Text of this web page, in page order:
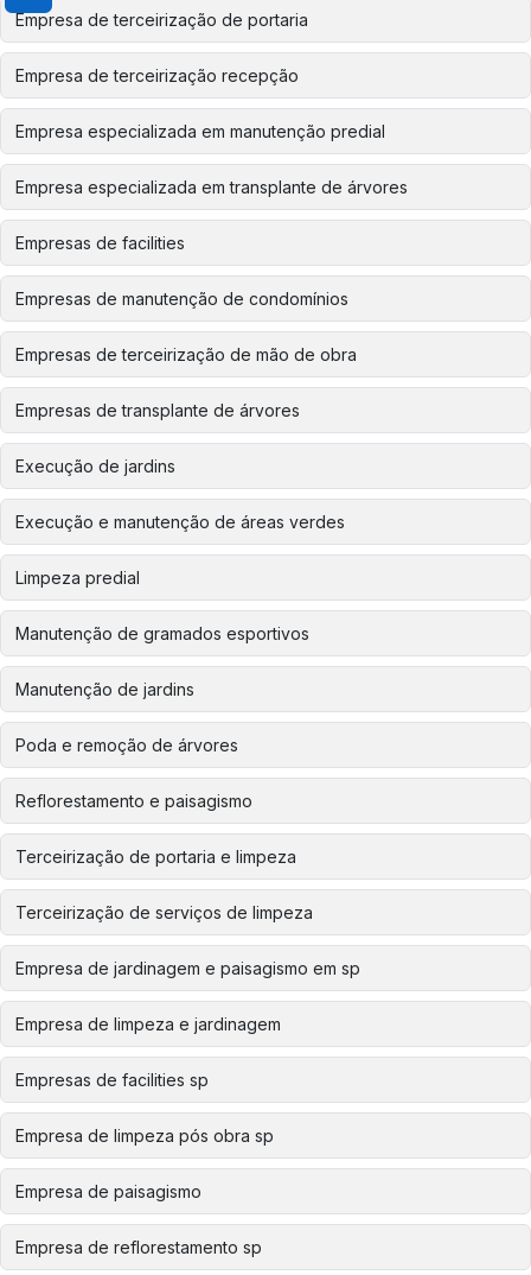
Empresa de terceirização de portaria
Empresa de terceirização recepção
Empresa especializada em manutenção predial
Empresa especializada em transplante de árvores
Empresas de facilities
Empresas de manutenção de condomínios
Empresas de terceirização de mão de obra
Empresas de transplante de árvores
Execução de jardins
Execução e manutenção de áreas verdes
Limpeza predial
Manutenção de gramados esportivos
Manutenção de jardins
Poda e remoção de árvores
Reflorestamento e paisagismo
Terceirização de portaria e limpeza
Terceirização de serviços de limpeza
Empresa de jardinagem e paisagismo em sp
Empresa de limpeza e jardinagem
Empresas de facilities sp
Empresa de limpeza pós obra sp
Empresa de paisagismo
Empresa de reflorestamento sp